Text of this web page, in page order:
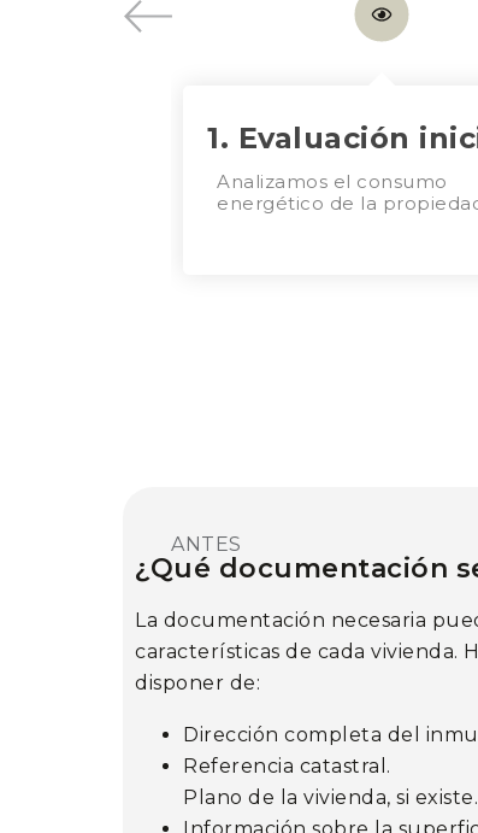
1. Evaluación
Analizamos el consumo
energético de la
ANTES
¿Qué documentación
La documentación necesaria
características de cada vivienda.
disponer de:
Dirección completa del
Referencia catastral.
Plano de la vivienda, si existe.